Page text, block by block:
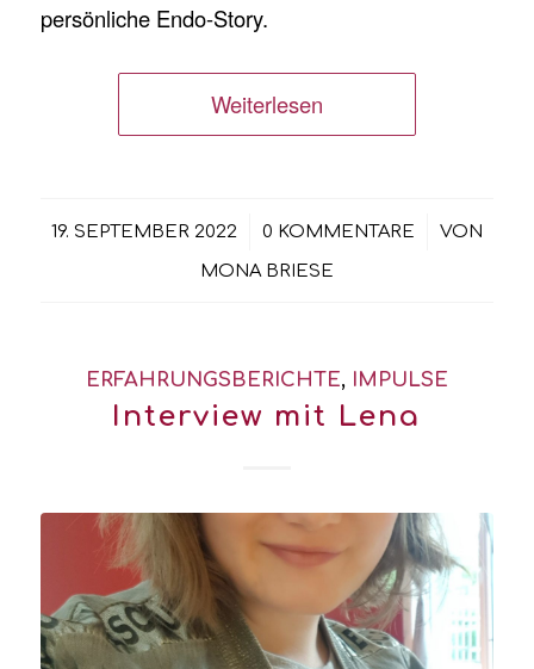
persönliche Endo-Story.
Weiterlesen
19. SEPTEMBER 2022
/ 0 KOMMENTARE
/ VON
MONA BRIESE
ERFAHRUNGSBERICHTE, IMPULSE
Interview mit Lena